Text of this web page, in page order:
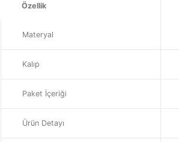
Özellik
Materyal
Kalıp
Paket İçeriği
Ürün Detayı